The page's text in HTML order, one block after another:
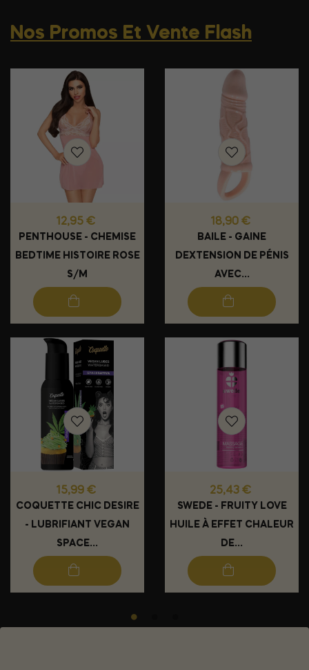
Nos Promos Et Vente Flash
Prix
12,95 €
PENTHOUSE - CHEMISE
BEDTIME HISTOIRE ROSE
S/M
Prix
15,99 €
COQUETTE CHIC DESIRE
- LUBRIFIANT VEGAN
SPACE...
Prix
18,90 €
BAILE - GAINE
DEXTENSION DE PÉNIS
AVEC...
Prix
25,43 €
SWEDE - FRUITY LOVE
HUILE À EFFET CHALEUR
DE...